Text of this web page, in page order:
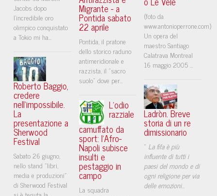
Jacobs dopo
l’incredibile oro
olimpico conquistato
a Tokio mi ha...
Roberto Baggio,
credere
nell'impossibile.
La
presentazione a
Sherwood
Festival
Sabato 26 giugno,
nello stand “libri,
media e produzioni”
di Sherwood Festival
Migrante - a
Pontida sabato
22 aprile
Pontida, il pratone
dello storico raduno
antimeridionale e
razzista, il "sacro
suolo" dove per...
L’odio
razziale
camuffato da
sport: l’Afro-
Napoli subisce
insulti e
pestaggio in
campo
La squadra
(foto da
www.antonioperrone.com)
Un opera del
maestro Santiago
Calatrava Montreal
16 maggio 2005 ...
Ladròn. Breve
storia di un re
dimissionario
“ La fifa è più
influente di tutti i
paesi del mondo e di
ogni religione per via
delle emozioni...